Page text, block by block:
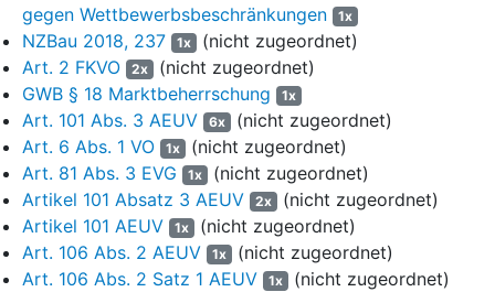
4
Das Rundholz verkaufte das beklagte Land den
nachfragenden Sägewerken sowohl über zentrale Verträge
der höheren Forstbehörden als auch über dezentrale Verträge
der unteren Forstbehörden. Die höheren Forstbehörden waren
jedenfalls ab Mitte der 90er Jahre vorrangig für den Verkauf an
Großkunden zuständig, die unteren Forstbehörden für den
Verkauf an kleinere Abnehmer. Ab 2009 bis zum 31.08.2015 war
allein das Regierungspräsidium Tübingen für den
Rundholzverkauf an Großkunden zuständig. Die vom beklagten
Land geforderten Preise variierten je nach Qualitätsstufe und
Holzart, waren jedoch unabhängig von der Herkunft des
Rundholzes aus Staats-, Körperschafts- oder Privatwald.
gegen Wettbewerbsbeschränkungen
1x
NZBau 2018, 237 1x (nicht zugeordnet)
Art. 2 FKVO
2x (nicht zugeordnet)
GWB § 18 Marktbeherrschung
1x
Art. 101 Abs. 3 AEUV 6x (nicht zugeordnet)
Art. 6 Abs. 1 VO
1x (nicht zugeordnet)
Art. 81 Abs. 3 EVG
1x (nicht zugeordnet)
Artikel 101 Absatz 3 AEUV
2x (nicht zugeordnet)
Artikel 101 AEUV
1x (nicht zugeordnet)
Art. 106 Abs. 2 AEUV
1x (nicht zugeordnet)
Art. 106 Abs. 2 Satz 1 AEUV
1x (nicht zugeordnet)